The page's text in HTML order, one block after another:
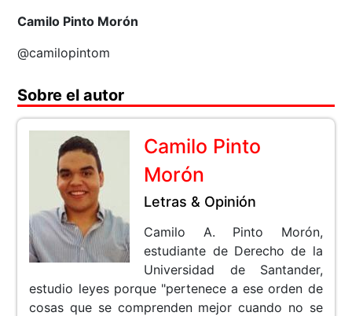
Camilo Pinto Morón
@camilopintom
Sobre el autor
Camilo Pinto
Morón
Letras & Opinión
Camilo A. Pinto Morón,
estudiante de Derecho de la
Universidad de Santander,
estudio leyes porque "pertenece a ese orden de
cosas que se comprenden mejor cuando no se